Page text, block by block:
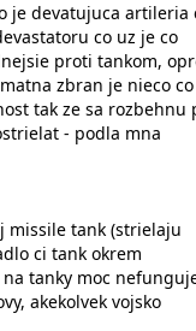
je devatujuca artileria
co uz je co
proti tankom,
zbran je nieco co
tak ze sa rozbehnu
- podla mna
missile tank (strielaju
ci tank okrem
tanky moc
akekolvek vojsko